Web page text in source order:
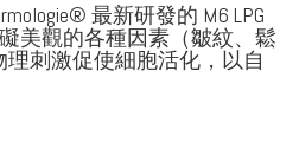
最新研發的 M6 LPG
美觀的各種因素（皺紋、鬆
刺激促使細胞活化，以自